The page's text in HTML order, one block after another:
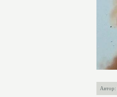
Автор: